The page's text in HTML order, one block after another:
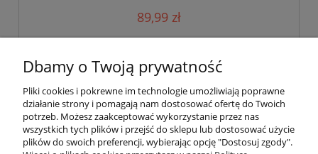
89,99 zł
Pomoc
Dbamy o Twoją prywatność
Pliki cookies i pokrewne im technologie umożliwiają poprawne
działanie strony i pomagają nam dostosować ofertę do Twoich
potrzeb. Możesz zaakceptować wykorzystanie przez nas
wszystkich tych plików i przejść do sklepu lub dostosować użycie
plików do swoich preferencji, wybierając opcję "Dostosuj zgody".